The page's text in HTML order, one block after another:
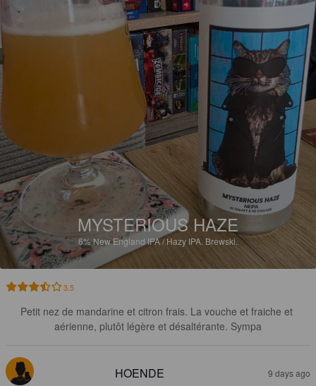
MYSTERIOUS HAZE
6%New England IPA / Hazy IPA. Brewski.
3.5
Petit nez de mandarine et citron frais. La vouche et fraiche et
aérienne, plutôt légère et désaltérante. Sympa
HOENDE 9 days ago